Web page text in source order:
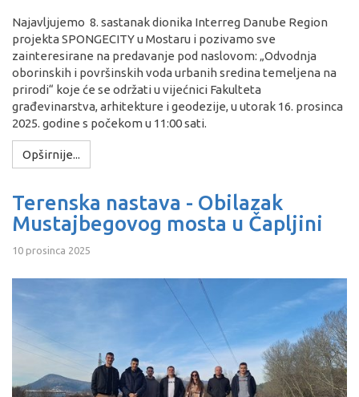
Najavljujemo 8. sastanak dionika Interreg Danube Region
projekta SPONGECITY u Mostaru i pozivamo sve
zainteresirane na predavanje pod naslovom: „Odvodnja
oborinskih i površinskih voda urbanih sredina temeljena na
prirodi“ koje će se održati u vijećnici Fakulteta
građevinarstva, arhitekture i geodezije, u utorak 16. prosinca
2025. godine s počekom u 11:00 sati.
Opširnije...
Terenska nastava - Obilazak
Mustajbegovog mosta u Čapljini
10 prosinca 2025